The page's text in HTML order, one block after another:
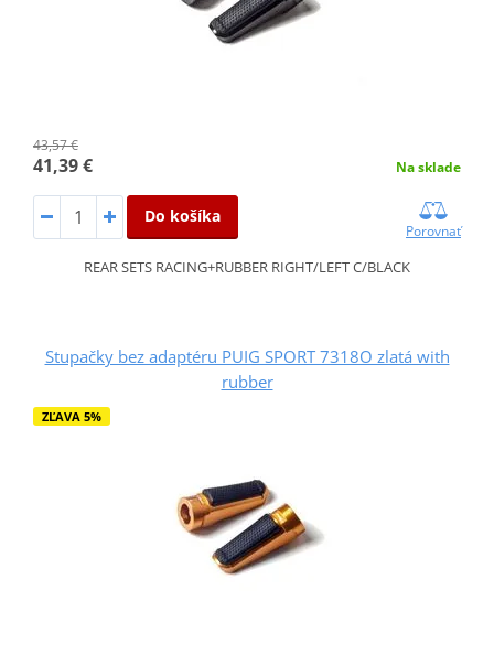
43,57 €
41,39 € Na sklade
Do košíka
Porovnať
REAR SETS RACING+RUBBER RIGHT/LEFT C/BLACK
Stupačky bez adaptéru PUIG SPORT 7318O zlatá with
rubber
ZĽAVA 5%